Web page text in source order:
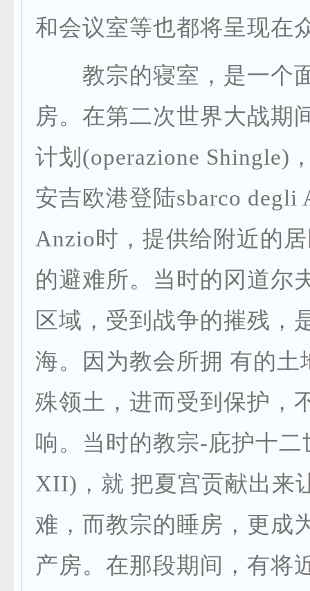
和会议室等也都将呈现在
教宗的寝室，是一个
房。在第二次世界大战期
计划(operazione Shingle)
安吉欧港登陆sbarco degli
Anzio时，提供给附近的
的避难所。当时的冈道尔
区域，受到战争的摧残，
海。因为教会所拥 有的土
殊领土，进而受到保护，
响。当时的教宗-庇护十二
XII)，就 把夏宫贡献出来
难，而教宗的睡房，更成
产房。在那段期间，有将